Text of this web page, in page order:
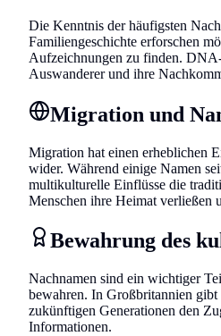
Die Kenntnis der häufigsten
Familiengeschichte erforschen
Aufzeichnungen zu finden.
Auswanderer und ihre
Migration und
Migration hat einen erheblichen
wider. Während einige Namen
multikulturelle Einflüsse die
Menschen ihre Heimat verließen
Bewahrung des
Nachnamen sind ein wichtiger
bewahren. In Großbritannien
zukünftigen Generationen den
Informationen.